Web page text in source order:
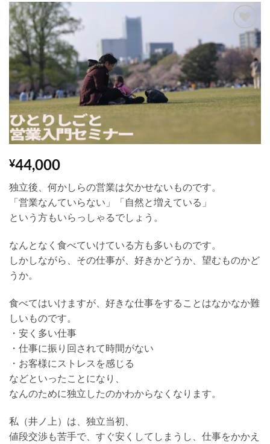
Wishlist
¥44,000
独立後、何かしらの営業は欠かせないものです。
「営業なんていらない」「自然と増えている」
という方もいらっしゃるでしょう。
なんとなく食べていけている方も多いものです。
しかしながら、その仕事が、好きかどうか、望むものかど
うか。
食べてはいけますが、好きな仕事をすることはなかなか難
しいものです。
・安く多い仕事
・仕事に振り回されて時間がない
・お客様にストレスを感じる
などといったことになり、
なんのために独立したのかわからなくなります。
私（井ノ上）は、独立当初、
値段交渉も苦手で、すぐ安くしてしまうし、仕事をかかえ